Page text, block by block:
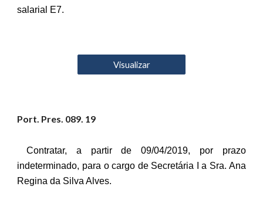
salarial E7.
Visualizar
Port. Pres. 089. 19
Contratar, a partir de 09/04/2019, por prazo
indeterminado, para o cargo de Secretária I a Sra. Ana
Regina da Silva Alves.